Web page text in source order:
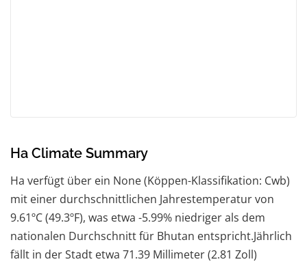
Ha Climate Summary
Ha verfügt über ein None (Köppen-Klassifikation: Cwb)
mit einer durchschnittlichen Jahrestemperatur von
9.61ºC (49.3ºF), was etwa -5.99% niedriger als dem
nationalen Durchschnitt für Bhutan entspricht.Jährlich
fällt in der Stadt etwa 71.39 Millimeter (2.81 Zoll)